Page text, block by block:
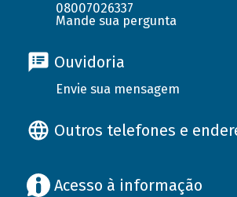
08007026337
Mande sua pergunta
Ouvidoria
Envie sua mensagem
Outros telefones e
Acesso à informação